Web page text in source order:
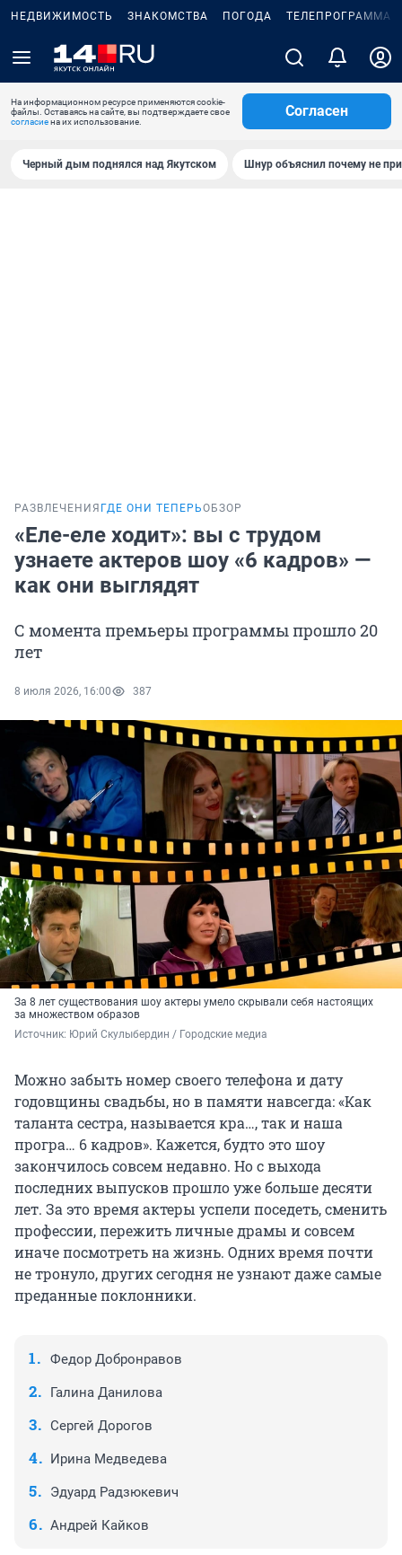
НЕДВИЖИМОСТЬ ЗНАКОМСТВА ПОГОДА ТЕЛЕПРОГРАММА
На информационном ресурсе применяются cookie-
файлы. Оставаясь на сайте, вы подтверждаете свое
согласиена их использование.
Согласен
Черный дым поднялся над Якутском Шнур объяснил почему не
РАЗВЛЕЧЕНИЯ ГДЕ ОНИ ТЕПЕРЬОБЗОР
«Еле-еле ходит»: вы с трудом
узнаете актеров шоу «6 кадров» —
как они выглядят
С момента премьеры программы прошло 20
лет
8 июля 2026, 16:00 387
За 8 лет существования шоу актеры умело скрывали себя настоящих
за множеством образов
Источник: Юрий Скулыбердин / Городские медиа
Можно забыть номер своего телефона и дату
годовщины свадьбы, но в памяти навсегда: «Как
таланта сестра, называется кра…, так и наша
програ… 6 кадров». Кажется, будто это шоу
закончилось совсем недавно. Но с выхода
последних выпусков прошло уже больше десяти
лет. За это время актеры успели поседеть, сменить
профессии, пережить личные драмы и совсем
иначе посмотреть на жизнь. Одних время почти
не тронуло, других сегодня не узнают даже самые
преданные поклонники.
Федор Добронравов
Галина Данилова
Сергей Дорогов
Ирина Медведева
Эдуард Радзюкевич
Андрей Кайков